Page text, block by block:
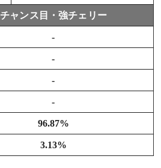
チャンス目・強チェリー
-
-
-
-
96.87%
3.13%